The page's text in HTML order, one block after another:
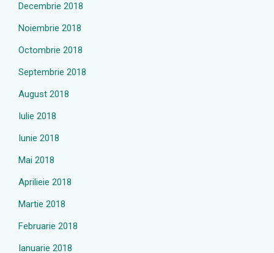
Decembrie 2018
Noiembrie 2018
Octombrie 2018
Septembrie 2018
August 2018
Iulie 2018
Iunie 2018
Mai 2018
Aprilieie 2018
Martie 2018
Februarie 2018
Ianuarie 2018